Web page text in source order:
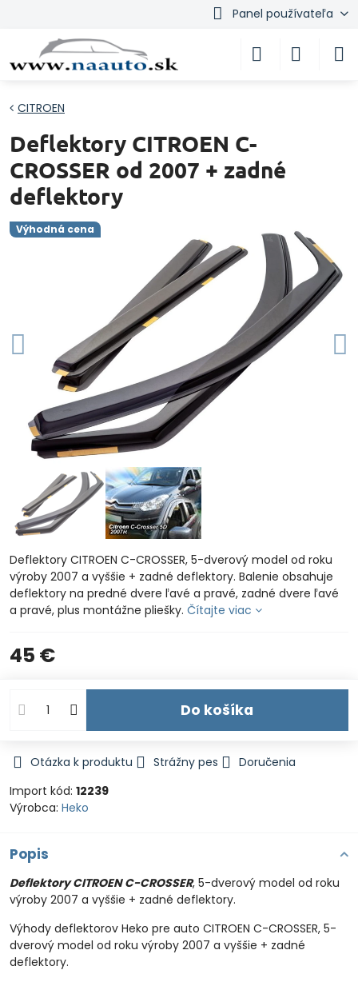
Panel používateľa
Výhodná cena
CITROEN
Deflektory CITROEN C-
CROSSER od 2007 + zadné
deflektory
Deflektory CITROEN C-CROSSER, 5-dverový model od roku
výroby 2007 a vyššie + zadné deflektory. Balenie obsahuje
deflektory na predné dvere ľavé a pravé, zadné dvere ľavé
a pravé, plus montážne pliešky. Čítajte viac
45 €
Do košíka
Otázka k produktu Strážny pes
Doručenia
Import kód: 12239
Výrobca: Heko
Popis
Deflektory CITROEN C-CROSSER, 5-dverový model od roku
výroby 2007 a vyššie + zadné deflektory.
Výhody deflektorov Heko pre auto CITROEN C-CROSSER, 5-
dverový model od roku výroby 2007 a vyššie + zadné
deflektory.